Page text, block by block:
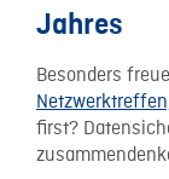
Jahres
Besonders
first?